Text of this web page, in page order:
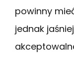
powinny
jednak